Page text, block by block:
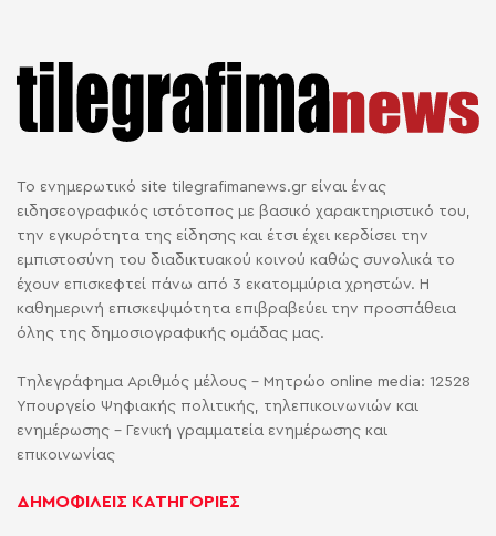
Το ενημερωτικό site tilegrafimanews.gr είναι ένας
ειδησεογραφικός ιστότοπος με βασικό χαρακτηριστικό του,
την εγκυρότητα της είδησης και έτσι έχει κερδίσει την
εμπιστοσύνη του διαδικτυακού κοινού καθώς συνολικά το
έχουν επισκεφτεί πάνω από 3 εκατομμύρια χρηστών. Η
καθημερινή επισκεψιμότητα επιβραβεύει την προσπάθεια
όλης της δημοσιογραφικής ομάδας μας.
Τηλεγράφημα Αριθμός μέλους - Μητρώο online media: 12528
Υπουργείο Ψηφιακής πολιτικής, τηλεπικοινωνιών και
ενημέρωσης - Γενική γραμματεία ενημέρωσης και
επικοινωνίας
ΔΗΜΟΦΙΛΕΙΣ ΚΑΤΗΓΟΡΙΕΣ